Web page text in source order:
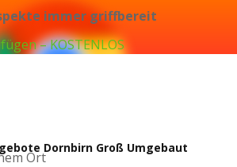
immer griffbereit
– KOSTENLOS
Ort
Dornbirn Groß Umgebaut